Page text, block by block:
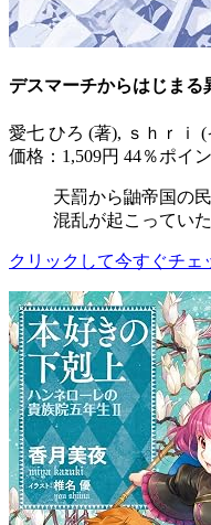
デスマーチからはじま
愛七 ひろ (著), ｓｈｒｉ
価格：1,509円 44％ポイ
天罰から鼬帝国の
混乱が起こってい
クリックして今すぐチェ